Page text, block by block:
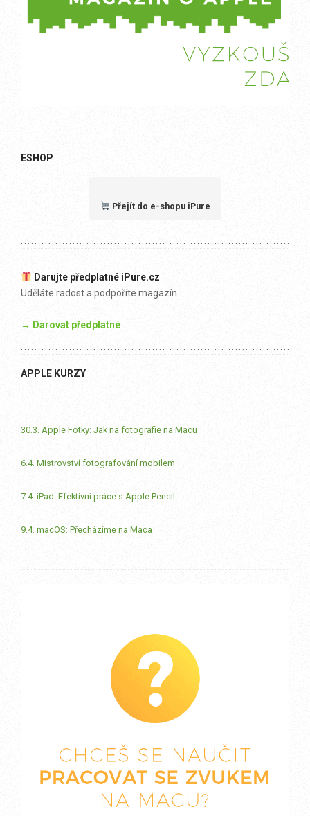
ESHOP
Přejít do e-shopu iPure
Darujte předplatné iPure.cz
Uděláte radost a podpoříte magazín.
→ Darovat předplatné
APPLE KURZY
30.3. Apple Fotky: Jak na fotografie na Macu
6.4. Mistrovství fotografování mobilem
7.4. iPad: Efektivní práce s Apple Pencil
9.4. macOS: Přecházíme na Maca